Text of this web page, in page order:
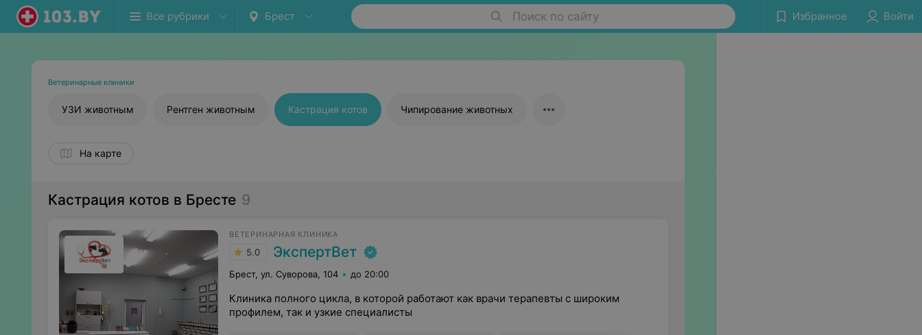
Все рубрики Брест Поиск по сайту Избранное Войти
Ветеринарные клиники
УЗИ животным Рентген животным Кастрация котов Чипирование животных
На карте
Кастрация котов в Бресте 9
ВЕТЕРИНАРНАЯ КЛИНИКА
5.0 ЭкспертВет
Брест, ул. Суворова, 104 до 20:00
Клиника полного цикла, в которой работают как врачи терапевты с широким
профилем, так и узкие специалисты